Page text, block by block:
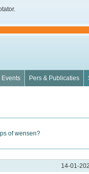
Events Pers & Publicaties
of wensen?
14-01-